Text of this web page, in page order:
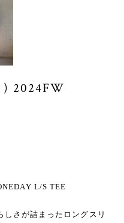
2024FW
L/S TEE
しさが詰まったロングスリ